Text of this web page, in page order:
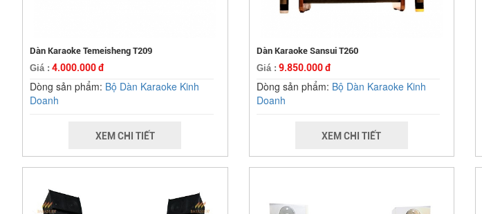
Dàn Karaoke Temeisheng T209
Giá : 4.000.000 đ
Dòng sản phẩm: Bộ Dàn Karaoke Kinh
Doanh
XEM CHI TIẾT
Dàn Karaoke Sansui T260
Giá : 9.850.000 đ
Dòng sản phẩm: Bộ Dàn Karaoke Kinh
Doanh
XEM CHI TIẾT